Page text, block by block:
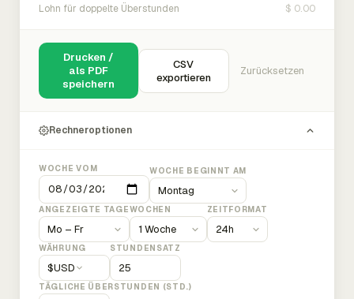
Lohn für doppelte Überstunden $ 0.00
Drucken /
als PDF
speichern
CSV
exportieren
Zurücksetzen
Rechneroptionen
WOCHE VOM WOCHE BEGINNT AM
ANGEZEIGTE TAGEWOCHEN ZEITFORMAT
WÄHRUNG
$USD
STUNDENSATZ
TÄGLICHE ÜBERSTUNDEN (STD.)